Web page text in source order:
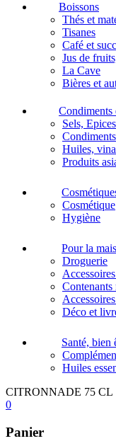
Boissons
Thés et
Tisanes
Café et
Jus de
La Cave
Bières et
Condiments
Sels,
Huiles,
Produits
Cosmétique
Hygiène
Pour la
Droguerie
Contenants
Déco et
Santé, bien
Huiles
CITRONNADE 75 CL
0
Panier